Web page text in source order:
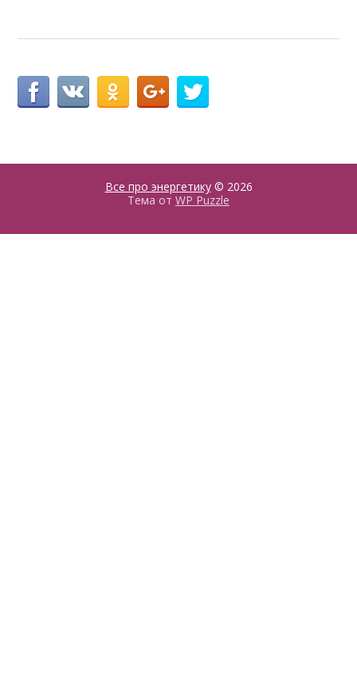
Все про энергетику© 2026
Тема от WP Puzzle